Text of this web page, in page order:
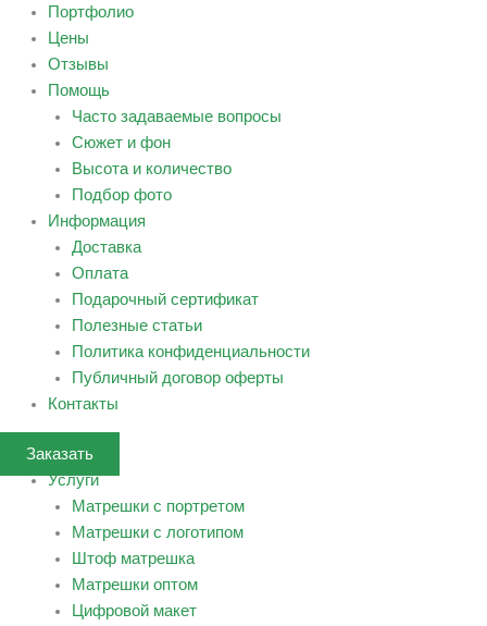
Портфолио
Цены
Отзывы
Помощь
Часто задаваемые вопросы
Сюжет и фон
Высота и количество
Подбор фото
Информация
Доставка
Оплата
Подарочный сертификат
Полезные статьи
Политика конфиденциальности
Публичный договор оферты
Контакты
Заказать
Услуги
Матрешки с портретом
Матрешки с логотипом
Штоф матрешка
Матрешки оптом
Цифровой макет